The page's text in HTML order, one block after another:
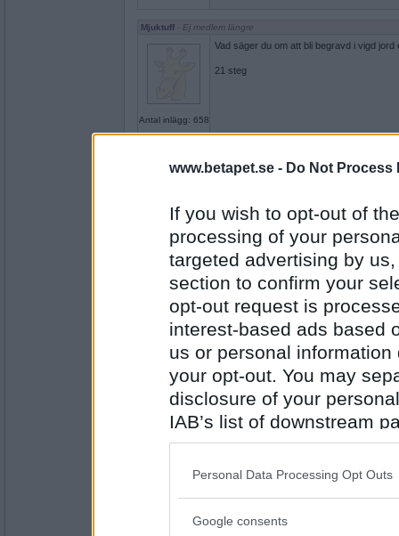
www.betapet.se - Do Not Process
If you wish to opt-out of
processing of your
targeted advertising by
section to confirm your
opt-out request is
interest-based ads based
us or personal
your opt-out. You may
disclosure of your
IAB’s list of downstream
also be disclosed by us
Downstream Participants
Please note that this
Personal Data Processing Opt Outs
Google consents
Mjuktuff - Ej medlem längre
Antal inlägg: 658
Vad säger du om att bli begravd i vigd jord
21 steg
Antal inlägg:
4523
Har du laddat slangbellan med
Vilken fullträff
sasibi2
Antal inlägg:
1719
Vad tänkte Ponsi när han fick Hanna
Den står på bordet
Monicare- Ej medlem längre
Antal inlägg:
Var placerar du det bästa du har?
Inte förvånad alls